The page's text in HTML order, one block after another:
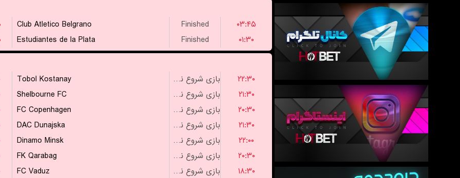
Club Atletico Belgrano Finished
۰۳:۴۵
Estudiantes de la Plata Finished
۰۱:۳۰
Tobol Kostanay بازی شروع نشده است
۲۲:۳۰
Shelbourne FC بازی شروع نشده است
۲۱:۳۰
FC Copenhagen بازی شروع نشده است
۲۰:۳۰
DAC Dunajska بازی شروع نشده است
۲۱:۳۰
Dinamo Minsk بازی شروع نشده است
۲۲:۰۰
FK Qarabag بازی شروع نشده است
۲۰:۳۰
FC Vaduz بازی شروع نشده است
۱۸:۳۰